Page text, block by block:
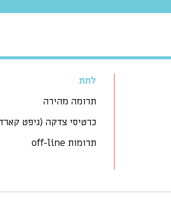
לתת
תרומה מהירה
כרטיסי צדקה (גיפט
תרומות off-line